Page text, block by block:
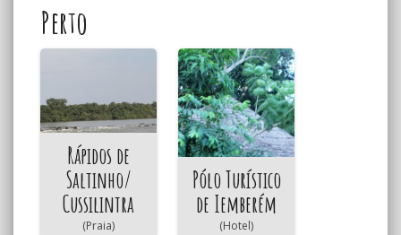
Perto
Rápidos de
Saltinho/
Cussilintra
(Praia)
Pólo Turístico
de Iemberém
(Hotel)